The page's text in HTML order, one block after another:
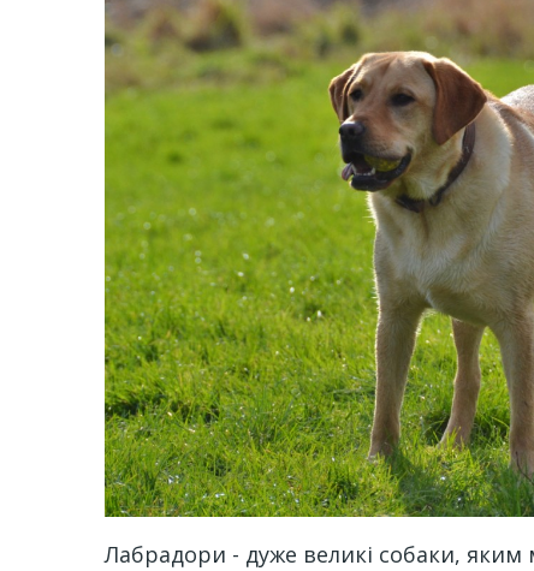
Лабрадори - дуже великі собаки, яким